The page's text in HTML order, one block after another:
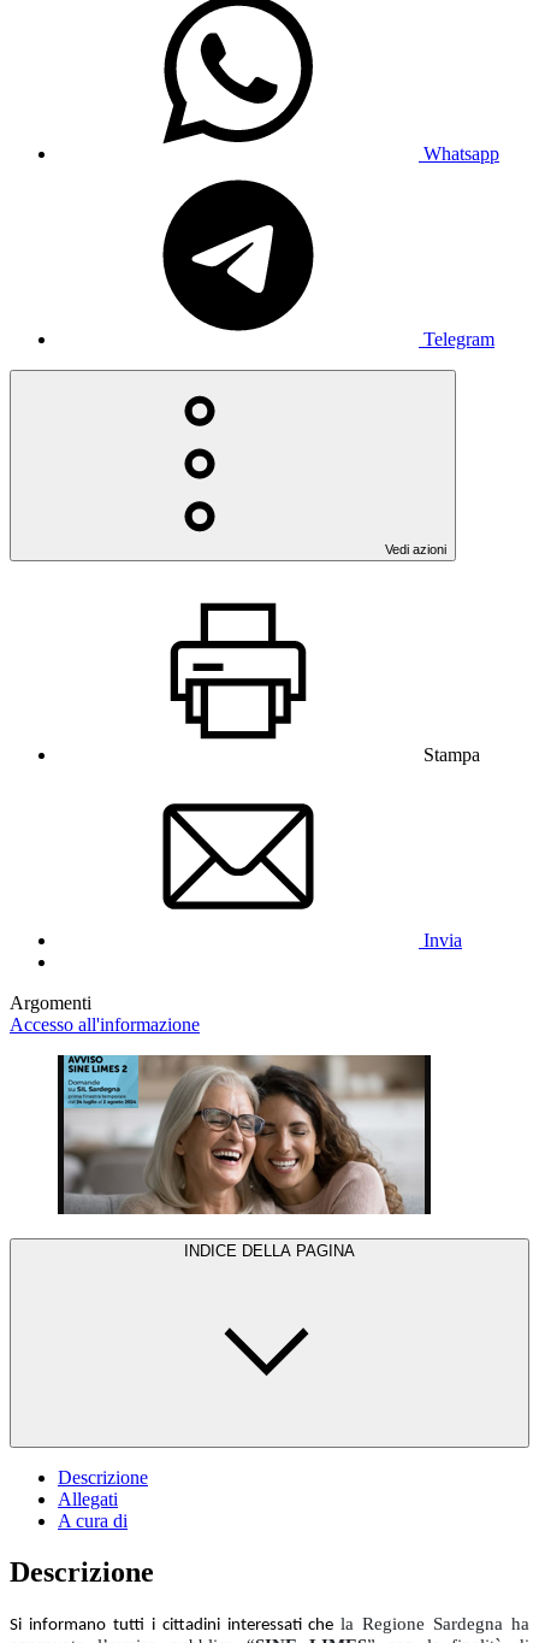
Whatsapp
Telegram
Vedi azioni
Stampa
Invia
Argomenti
Accesso all'informazione
INDICE DELLA PAGINA
Descrizione
Allegati
A cura di
Descrizione
Si informano tutti i cittadini interessati chela Regione Sardegna ha